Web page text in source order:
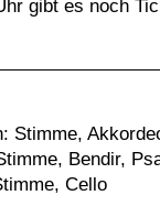
gibt es noch
Stimme,
Bendir,
Cello